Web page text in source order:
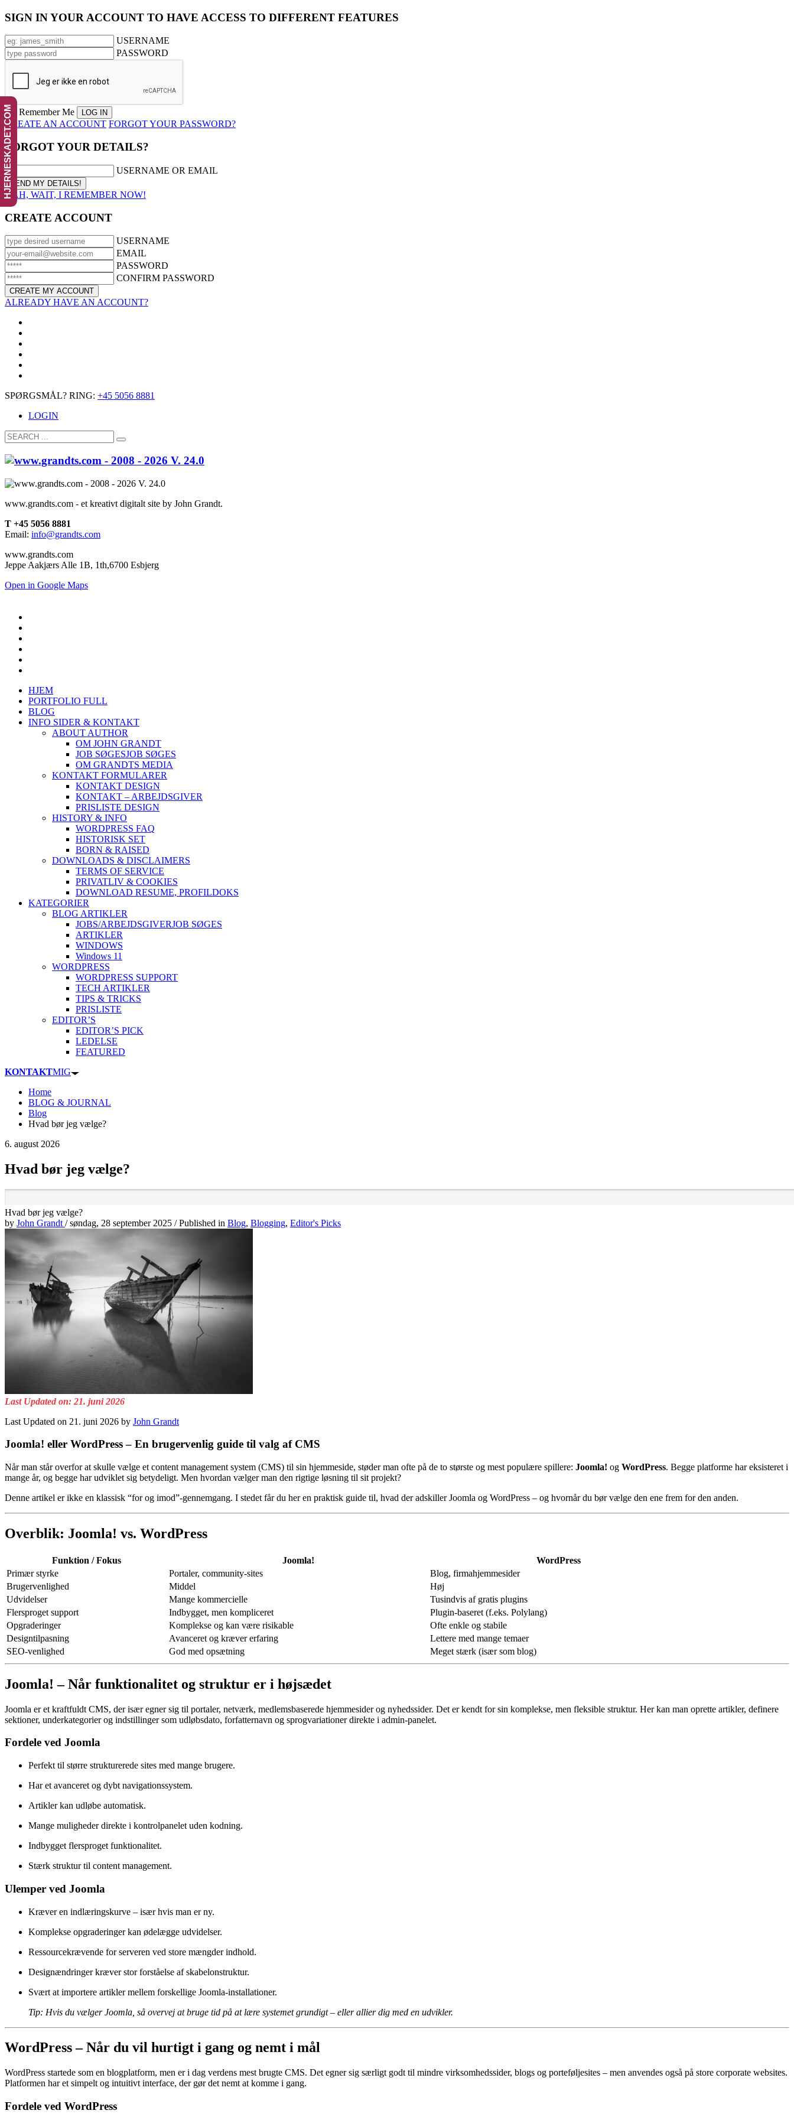
SIGN IN YOUR ACCOUNT TO HAVE ACCESS TO DIFFERENT FEATURES
USERNAME
PASSWORD
Remember Me
CREATE AN ACCOUNT FORGOT YOUR PASSWORD?
FORGOT YOUR DETAILS?
USERNAME OR EMAIL
AAH, WAIT, I REMEMBER NOW!
CREATE ACCOUNT
USERNAME
EMAIL
PASSWORD
CONFIRM PASSWORD
ALREADY HAVE AN ACCOUNT?
SPØRGSMÅL? RING: +45 5056 8881
LOGIN
www.grandts.com - et kreativt digitalt site by John Grandt.
T +45 5056 8881
Email: info@grandts.com
www.grandts.com
Jeppe Aakjærs Alle 1B, 1th,6700 Esbjerg
Open in Google Maps
HJEM
PORTFOLIO FULL
BLOG
INFO SIDER & KONTAKT
ABOUT AUTHOR
OM JOHN GRANDT
JOB SØGESJOB SØGES
OM GRANDTS MEDIA
KONTAKT FORMULARER
KONTAKT DESIGN
KONTAKT – ARBEJDSGIVER
PRISLISTE DESIGN
HISTORY & INFO
WORDPRESS FAQ
HISTORISK SET
BORN & RAISED
DOWNLOADS & DISCLAIMERS
TERMS OF SERVICE
PRIVATLIV & COOKIES
DOWNLOAD RESUME, PROFILDOKS
KATEGORIER
BLOG ARTIKLER
JOBS/ARBEJDSGIVERJOB SØGES
ARTIKLER
WINDOWS
Windows 11
WORDPRESS
WORDPRESS SUPPORT
TECH ARTIKLER
TIPS & TRICKS
PRISLISTE
EDITOR’S
EDITOR’S PICK
LEDELSE
FEATURED
KONTAKTMIG
Home
BLOG & JOURNAL
Blog
Hvad bør jeg vælge?
6. august 2026
Hvad bør jeg vælge?
Hvad bør jeg vælge?
by John Grandt /søndag, 28 september 2025 /Published in Blog, Blogging, Editor's Picks
Last Updated on: 21. juni 2026
Last Updated on 21. juni 2026 by John Grandt
Joomla! eller WordPress – En brugervenlig guide til valg af CMS
Når man står overfor at skulle vælge et content management system (CMS) til sin hjemmeside, støder man ofte på de to største og mest populære spillere: Joomla! og WordPress. Begge platforme har eksisteret i
mange år, og begge har udviklet sig betydeligt. Men hvordan vælger man den rigtige løsning til sit projekt?
Denne artikel er ikke en klassisk “for og imod”-gennemgang. I stedet får du her en praktisk guide til, hvad der adskiller Joomla og WordPress – og hvornår du bør vælge den ene frem for den anden.
Overblik: Joomla! vs. WordPress
Funktion / Fokus Joomla!
WordPress
Primær styrke
Portaler, community-sites
Blog, firmahjemmesider
Brugervenlighed
Middel
Høj
Udvidelser
Mange kommercielle
Tusindvis af gratis plugins
Flersproget support
Indbygget, men kompliceret
Plugin-baseret (f.eks. Polylang)
Opgraderinger
Komplekse og kan være risikable
Ofte enkle og stabile
Designtilpasning
Avanceret og kræver erfaring
Lettere med mange temaer
SEO-venlighed
God med opsætning Meget stærk (især som blog)
Joomla! – Når funktionalitet og struktur er i højsædet
Joomla er et kraftfuldt CMS, der især egner sig til portaler, netværk, medlemsbaserede hjemmesider og nyhedssider. Det er kendt for sin komplekse, men fleksible struktur. Her kan man oprette artikler, definere
sektioner, underkategorier og indstillinger som udløbsdato, forfatternavn og sprogvariationer direkte i admin-panelet.
Fordele ved Joomla
Perfekt til større strukturerede sites med mange brugere.
Har et avanceret og dybt navigationssystem.
Artikler kan udløbe automatisk.
Mange muligheder direkte i kontrolpanelet uden kodning.
Indbygget flersproget funktionalitet.
Stærk struktur til content management.
Ulemper ved Joomla
Kræver en indlæringskurve – især hvis man er ny.
Komplekse opgraderinger kan ødelægge udvidelser.
Ressourcekrævende for serveren ved store mængder indhold.
Designændringer kræver stor forståelse af skabelonstruktur.
Svært at importere artikler mellem forskellige Joomla-installationer.
Tip: Hvis du vælger Joomla, så overvej at bruge tid på at lære systemet grundigt – eller allier dig med en udvikler.
WordPress – Når du vil hurtigt i gang og nemt i mål
WordPress startede som en blogplatform, men er i dag verdens mest brugte CMS. Det egner sig særligt godt til mindre virksomhedssider, blogs og porteføljesites – men anvendes også på store corporate websites.
Platformen har et simpelt og intuitivt interface, der gør det nemt at komme i gang.
Fordele ved WordPress
HJERNESKADET.COM